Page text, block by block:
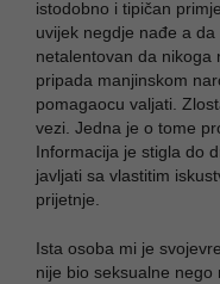
istodobno i tipičan
uvijek negdje nađe a
netalentovan da nikoga
pripada manjinskom
pomagaocu valjati.
vezi. Jedna je o tome
Informacija je stigla do
javljati sa vlastitim
prijetnje.
Ista osoba mi je
nije bio seksualne nego